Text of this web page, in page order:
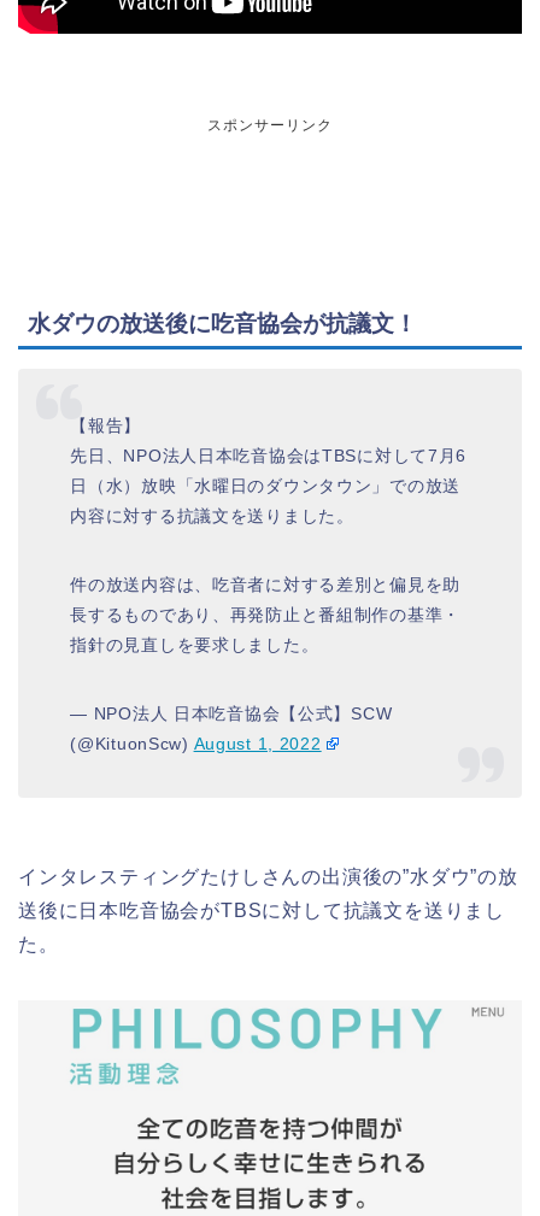
スポンサーリンク
水ダウの放送後に吃音協会が抗議文！
【報告】
先日、NPO法人日本吃音協会はTBSに対して7月6
日（水）放映「水曜日のダウンタウン」での放送
内容に対する抗議文を送りました。
件の放送内容は、吃音者に対する差別と偏見を助
長するものであり、再発防止と番組制作の基準・
指針の見直しを要求しました。
— NPO法人 日本吃音協会【公式】SCW
(@KituonScw) August 1, 2022
インタレスティングたけしさんの出演後の”水ダウ”の放
送後に日本吃音協会がTBSに対して抗議文を送りまし
た。